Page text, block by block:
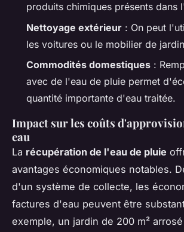
produits chimiques présents dans
Nettoyage extérieur : On peut
les voitures ou le mobilier de
Commodités domestiques :
avec de l'eau de pluie permet
quantité importante d'eau traitée.
Impact sur les coûts
eau
La récupération de l'eau de pluie
avantages économiques notables.
d'un système de collecte, les
factures d'eau peuvent être
exemple, un jardin de 200 m²